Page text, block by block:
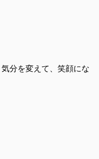
分を変えて、笑顔にな